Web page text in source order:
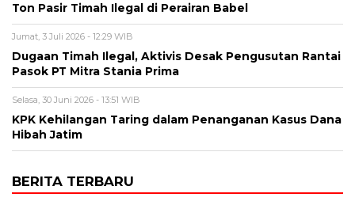
Ton Pasir Timah Ilegal di Perairan Babel
Jumat, 3 Juli 2026 - 12:29 WIB
Dugaan Timah Ilegal, Aktivis Desak Pengusutan Rantai
Pasok PT Mitra Stania Prima
Selasa, 30 Juni 2026 - 13:51 WIB
KPK Kehilangan Taring dalam Penanganan Kasus Dana
Hibah Jatim
BERITA TERBARU